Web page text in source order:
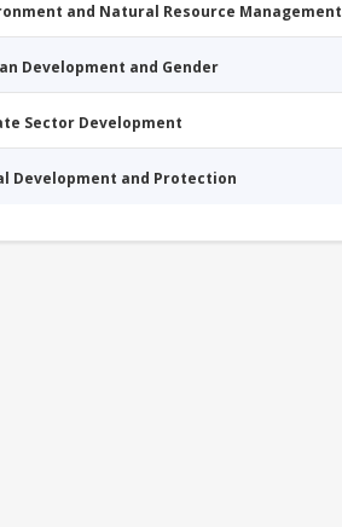
and Natural Resource Management
Development and Gender
Sector Development
Development and Protection